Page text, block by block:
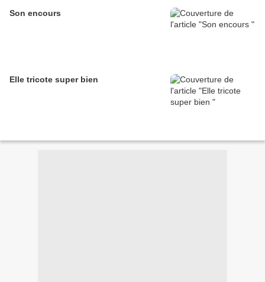
Son encours
Elle tricote super bien